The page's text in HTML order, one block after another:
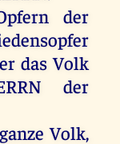
der
er das Volk
der
ganze Volk,